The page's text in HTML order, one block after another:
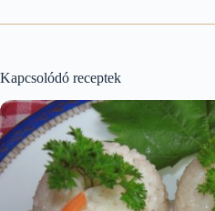
Kapcsolódó receptek